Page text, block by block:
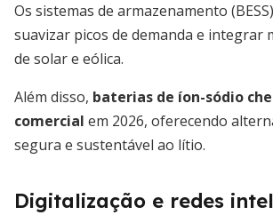
Os sistemas de armazenamento
suavizar picos de demanda e integrar
de solar e eólica.
Além disso, baterias de íon-sódio
comercial em 2026, oferecendo
segura e sustentável ao lítio.
Digitalização e redes